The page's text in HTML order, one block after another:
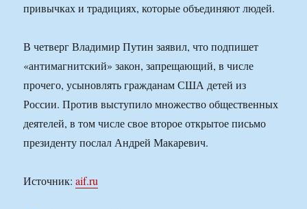
привычках и традициях, которые объединяют людей.
В четверг Владимир Путин заявил, что подпишет
«антимагнитский» закон, запрещающий, в числе
прочего, усыновлять гражданам США детей из
России. Против выступило множество общественных
деятелей, в том числе свое второе открытое письмо
президенту послал Андрей Макаревич.
Источник:aif.ru